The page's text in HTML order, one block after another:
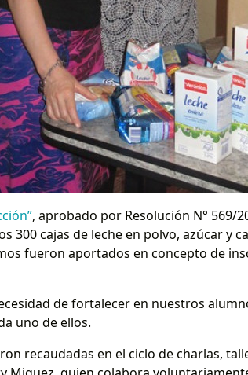
, aprobado por Resolución N° 569/
300 cajas de leche en polvo, azúcar y
fueron aportados en concepto de
de fortalecer en nuestros
uno de ellos.
recaudadas en el ciclo de charlas,